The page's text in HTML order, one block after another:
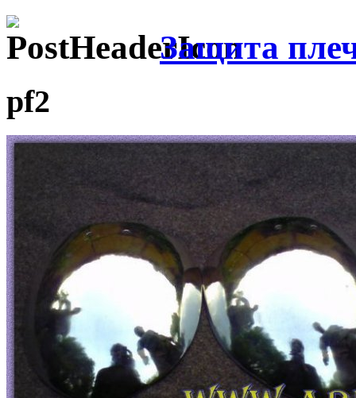
Защита
pf2